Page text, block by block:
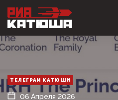
ТЕЛЕГРАМ КАТЮШИ
06 Апреля 2026